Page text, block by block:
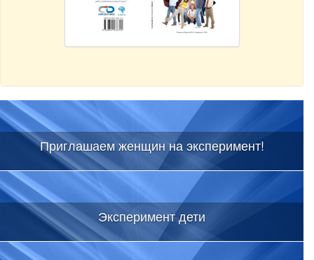
Приглашаем женщин на эксперимент!
Эксперимент дети